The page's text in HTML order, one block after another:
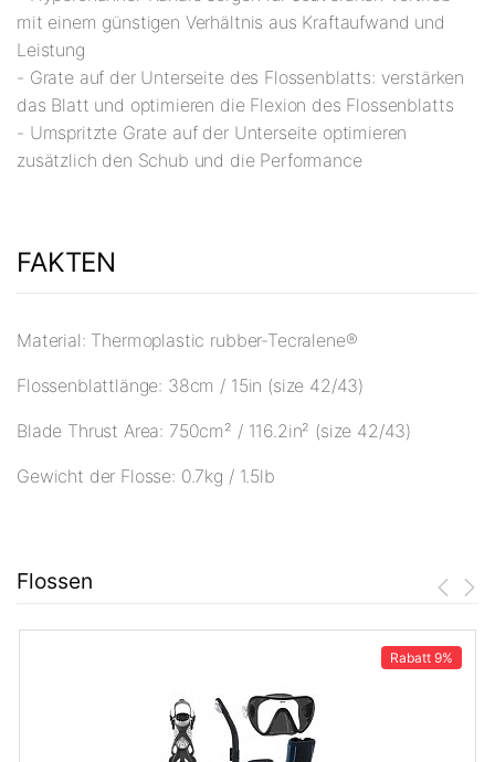
mit einem günstigen Verhältnis aus Kraftaufwand und
Leistung
- Grate auf der Unterseite des Flossenblatts: verstärken
das Blatt und optimieren die Flexion des Flossenblatts
- Umspritzte Grate auf der Unterseite optimieren
zusätzlich den Schub und die Performance
FAKTEN
Material: Thermoplastic rubber-Tecralene®
Flossenblattlänge: 38cm / 15in (size 42/43)
Blade Thrust Area: 750cm² / 116.2in² (size 42/43)
Gewicht der Flosse: 0.7kg / 1.5lb
Flossen
Rabatt 9%